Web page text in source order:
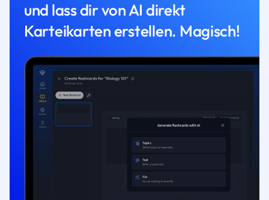
und lass dir von AI direkt
Karteikarten erstellen. Magisch!